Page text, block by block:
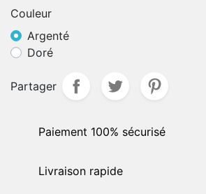
Couleur
Argenté
Doré
Partager
Paiement 100% sécurisé
Livraison rapide